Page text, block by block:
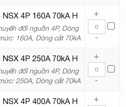
NSX 4P 160A 70kA H
đổi nguồn 4P, Dòng
160A, Dòng cắt 70kA
+
-
NSX 4P 250A 70kA H
đổi nguồn 4P, Dòng
250A, Dòng cắt 70kA
+
-
NSX 4P 400A 70kA H +